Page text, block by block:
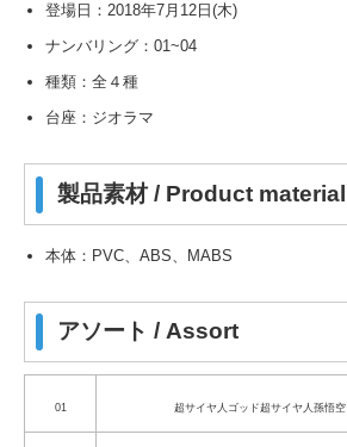
登場日：2018年7月12日(木)
ナンバリング：01~04
種類：全４種
台座：ジオラマ
製品素材 / Product material
本体：PVC、ABS、MABS
アソート / Assort
01 超サイヤ人ゴッド超サイヤ人孫悟空